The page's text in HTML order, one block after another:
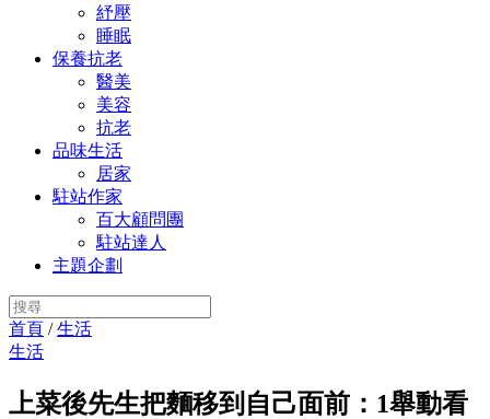
紓壓
睡眠
保養抗老
醫美
美容
抗老
品味生活
居家
駐站作家
百大顧問團
駐站達人
主題企劃
首頁 /生活
生活
上菜後先生把麵移到自己面前：1舉動看